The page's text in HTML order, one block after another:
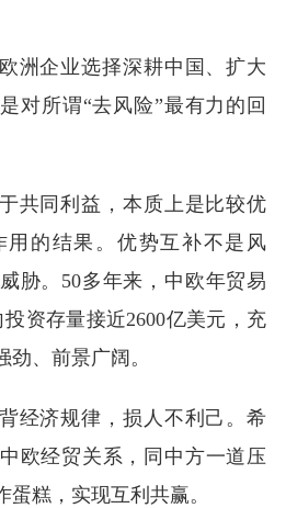
洲企业选择深耕中国、扩大
对所谓“去风险”最有力的回
共同利益，本质上是比较优
用的结果。优势互补不是风
胁。50多年来，中欧年贸易
资存量接近2600亿美元，充
、前景广阔。
经济规律，损人不利己。希
欧经贸关系，同中方一道压
糕，实现互利共赢。